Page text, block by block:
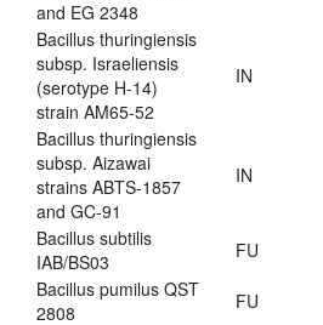
and EG 2348
Bacillus thuringiensis
subsp. Israeliensis
(serotype H-14)
strain AM65-52
IN
Bacillus thuringiensis
subsp. Aizawai
strains ABTS-1857
and GC-91
IN
Bacillus subtilis
IAB/BS03
FU
Bacillus pumilus QST
2808
FU